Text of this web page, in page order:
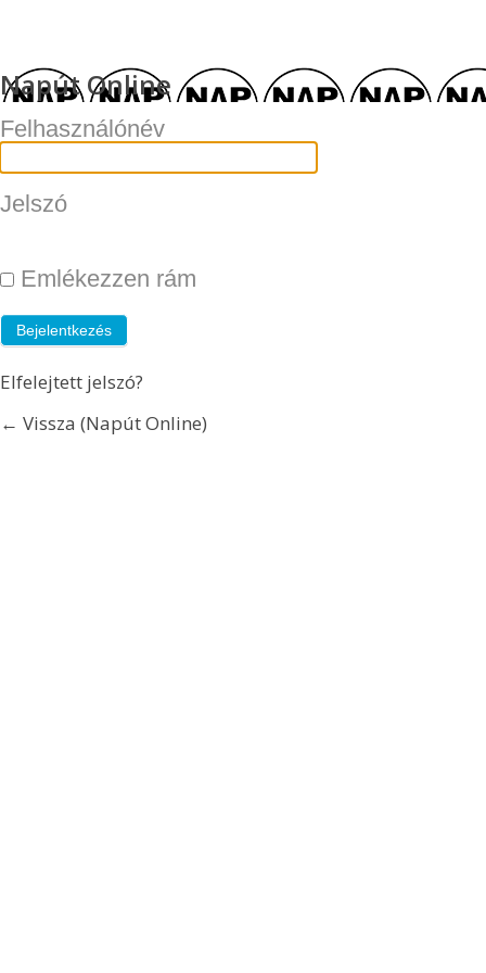
Napút Online
Felhasználónév
Jelszó
Emlékezzen rám
Elfelejtett jelszó?
← Vissza (Napút Online)